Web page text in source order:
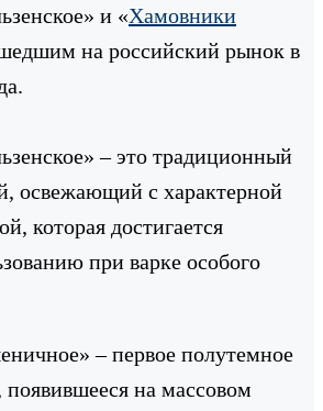
и «Хамовники
на российский рынок в
– это традиционный
освежающий с характерной
которая достигается
при варке особого
– первое полутемное
на массовом